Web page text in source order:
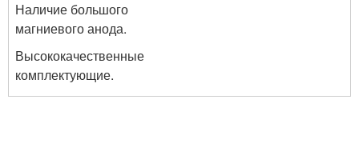
Наличие большого
магниевого анода.
Высококачественные
комплектующие.